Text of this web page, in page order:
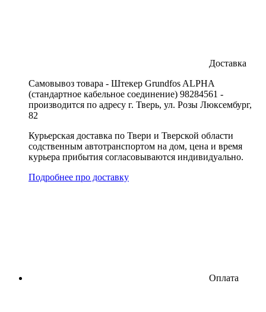
Доставка
Cамовывоз товара - Штекер Grundfos ALPHA
(стандартное кабельное соединение) 98284561 -
производится по адресу г. Тверь, ул. Розы Люксембург,
82
Курьерская доставка по Твери и Тверской области
содственным автотранспортом на дом, цена и время
курьера прибытия согласовываются индивидуально.
Подробнее про доставку
Оплата